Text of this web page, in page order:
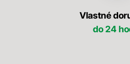
Vlastné
do 24